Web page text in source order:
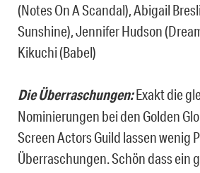
(Notes On A Scandal), Abigail
Sunshine), Jennifer Hudson
Kikuchi (Babel)
Die Überraschungen:Exakt die
Nominierungen bei den Golden
Screen Actors Guild lassen wenig
Überraschungen. Schön dass ein